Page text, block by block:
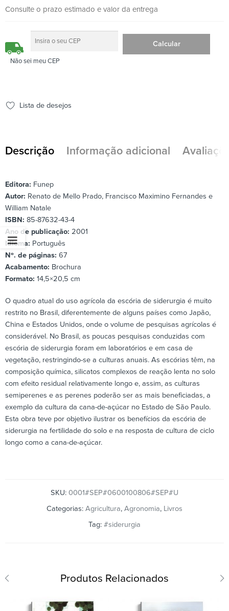
Consulte o prazo estimado e valor da entrega
Não sei meu CEP
Lista de desejos
Descrição Informação adicional
Editora: Funep
Autor: Renato de Mello Prado, Francisco Maximino Fernandes e
William Natale
ISBN: 85-87632-43-4
Ano de publicação: 2001
Idioma: Português
Nº. de páginas: 67
Acabamento: Brochura
Formato: 14,5×20,5 cm
O quadro atual do uso agrícola da escória de siderurgia é muito
restrito no Brasil, diferentemente de alguns países como Japão,
China e Estados Unidos, onde o volume de pesquisas agrícolas é
considerável. No Brasil, as poucas pesquisas conduzidas com
escória de siderurgia foram em laboratórios e em casa de
vegetação, restringindo-se a culturas anuais. As escórias têm, na
composição química, silicatos complexos de reação lenta no solo
com efeito residual relativamente longo e, assim, as culturas
semiperenes e as perenes poderão ser as mais beneficiadas, a
exemplo da cultura da cana-de-açúcar no Estado de São Paulo.
Esta obra teve por objetivo ilustrar os benefícios da escória de
siderurgia na fertilidade do solo e na resposta de cultura de ciclo
longo como a cana-de-açúcar.
SKU: 0001#SEP#0600100806#SEP#U
Categorias: Agricultura, Agronomia, Livros
Tag: #siderurgia
Produtos Relacionados